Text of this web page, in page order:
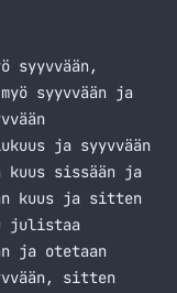
syyvvään,
syyvvään ja
ja syyvvään
kuus sissään ja
kuus ja sitten
julistaa
ja otetaan
sitten